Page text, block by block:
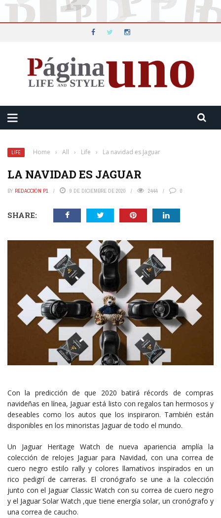
LIFE Home › All › Life › La navidad es Jaguar
LA NAVIDAD ES JAGUAR
BY REDACCIÓN P1 9 DE DICIEMBRE DE 2020 2444 0
SHARE:
Con la predicción de que 2020 batirá récords de compras
navideñas en línea, Jaguar está listo con regalos tan hermosos y
deseables como los autos que los inspiraron. También están
disponibles en los minoristas Jaguar de todo el mundo.
Un Jaguar Heritage Watch de nueva apariencia amplía la
colección de relojes Jaguar para Navidad, con una correa de
cuero negro estilo rally y colores llamativos inspirados en un
rico pedigrí de carreras. El cronógrafo se une a la colección
junto con el Jaguar Classic Watch con su correa de cuero negro
y el Jaguar Solar Watch ,que tiene energía solar, un cronógrafo y
una correa de caucho.